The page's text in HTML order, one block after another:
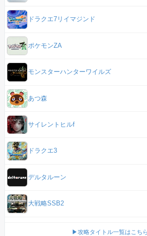
ドラクエ7リイマジンド
ポケモンZA
モンスターハンターワイルズ
あつ森
サイレントヒルf
ドラクエ3
デルタルーン
大戦略SSB2
▶攻略タイトル一覧はこちら